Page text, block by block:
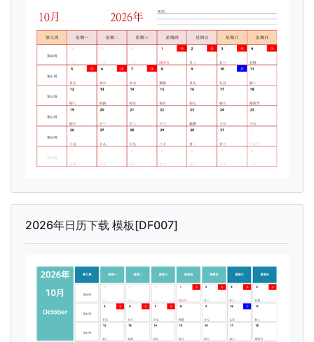
2026年日历下载 模板[DF007]